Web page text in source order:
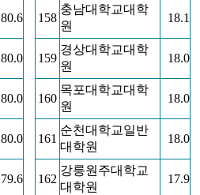
80.6 158
충남대학교대학
원
18.1
80.0 159
경상대학교대학
원
18.0
80.0 160
목포대학교대학
원
18.0
80.0 161
순천대학교일반
대학원
18.0
79.6 162
강릉원주대학교
대학원
17.9